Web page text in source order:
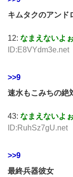
キムタクのアンド
12: なまえないよ
ID:E8VYdm3e.net
>>9
速水もこみちの絶
43: なまえないよ
ID:RuhSz7gU.net
>>9
最終兵器彼女